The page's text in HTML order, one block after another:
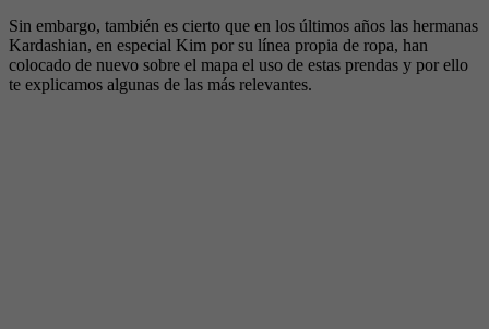
Sin embargo, también es cierto que en los últimos años las hermanas
Kardashian, en especial Kim por su línea propia de ropa, han
colocado de nuevo sobre el mapa el uso de estas prendas y por ello
te explicamos algunas de las más relevantes.